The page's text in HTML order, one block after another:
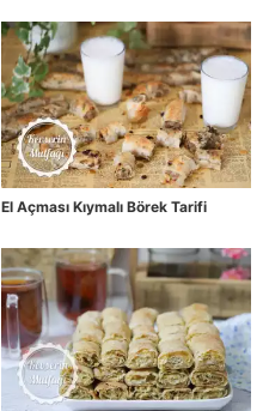
El Açması Kıymalı Börek Tarifi